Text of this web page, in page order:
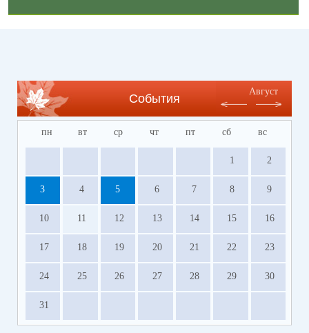
События
Август
пн вт ср чт пт сб вс
1 2
3 4 5 6 7 8 9
10 11 12 13 14 15 16
17 18 19 20 21 22 23
24 25 26 27 28 29 30
31